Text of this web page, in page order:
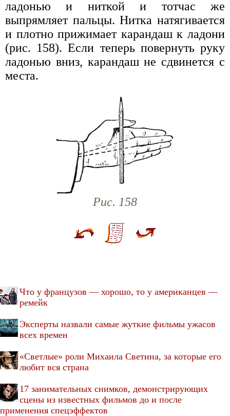
ладонью и ниткой и тотчас же
выпрямляет пальцы. Нитка натягивается
и плотно прижимает карандаш к ладони
(рис. 158). Если теперь повернуть руку
ладонью вниз, карандаш не сдвинется с
места.
Рис. 158
Что у французов — хорошо, то у американцев —
ремейк
Эксперты назвали самые жуткие фильмы ужасов
всех времен
«Светлые» роли Михаила Светина, за которые его
любит вся страна
17 занимательных снимков, демонстрирующих
сцены из известных фильмов до и после
применения спецэффектов